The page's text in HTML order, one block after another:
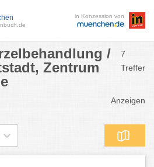
in Konzession von
/
Zentrum
7
Treffer
Anzeigen